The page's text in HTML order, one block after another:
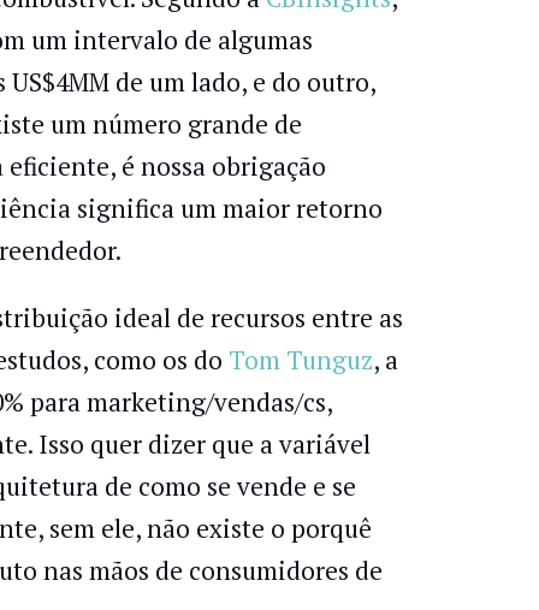
um intervalo de algumas
de um lado, e do outro,
um número grande de
é nossa obrigação
significa um maior retorno
ideal de recursos entre as
como os do Tom Tunguz, a
para marketing/vendas/cs,
Isso quer dizer que a variável
de como se vende e se
sem ele, não existe o porquê
nas mãos de consumidores de